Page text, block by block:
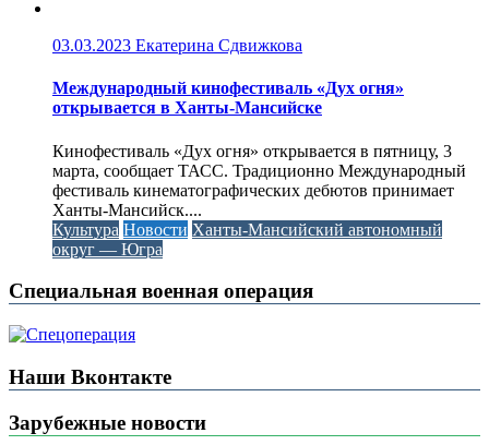
03.03.2023 Екатерина Сдвижкова
Международный кинофестиваль «Дух огня»
открывается в Ханты-Мансийске
Кинофестиваль «Дух огня» открывается в пятницу, 3
марта, сообщает ТАСС. Традиционно Международный
фестиваль кинематографических дебютов принимает
Ханты-Мансийск....
Культура Новости Ханты-Мансийский автономный
округ — Югра
Специальная военная операция
Наши Вконтакте
Зарубежные новости